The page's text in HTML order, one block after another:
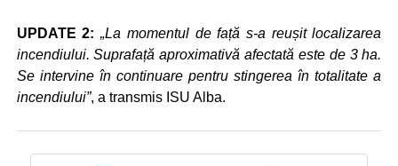
UPDATE 2: „La momentul de față s-a reușit localizarea
incendiului. Suprafață aproximativă afectată este de 3 ha.
Se intervine în continuare pentru stingerea în totalitate a
incendiului”, a transmis ISU Alba.